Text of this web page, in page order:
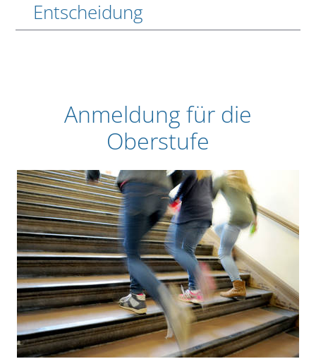
Entscheidung
Anmeldung für die
Oberstufe